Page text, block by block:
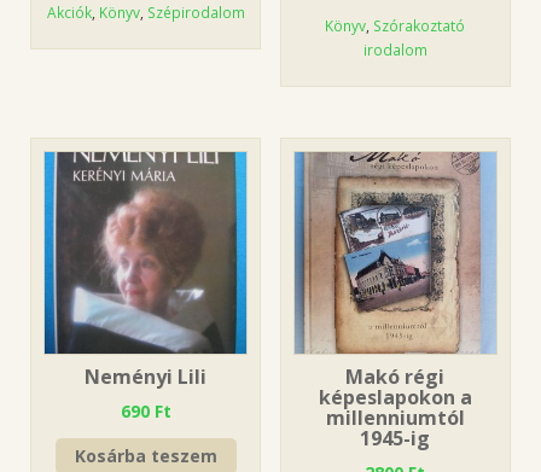
Akciók, Könyv, Szépirodalom
Könyv, Szórakoztató
irodalom
Neményi Lili
690 Ft
Kosárba teszem
Makó régi
képeslapokon a
millenniumtól
1945-ig